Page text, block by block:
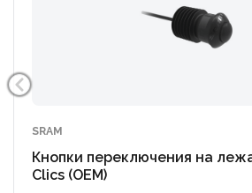
SRAM
Кнопки переключения на
Clics (OEM)